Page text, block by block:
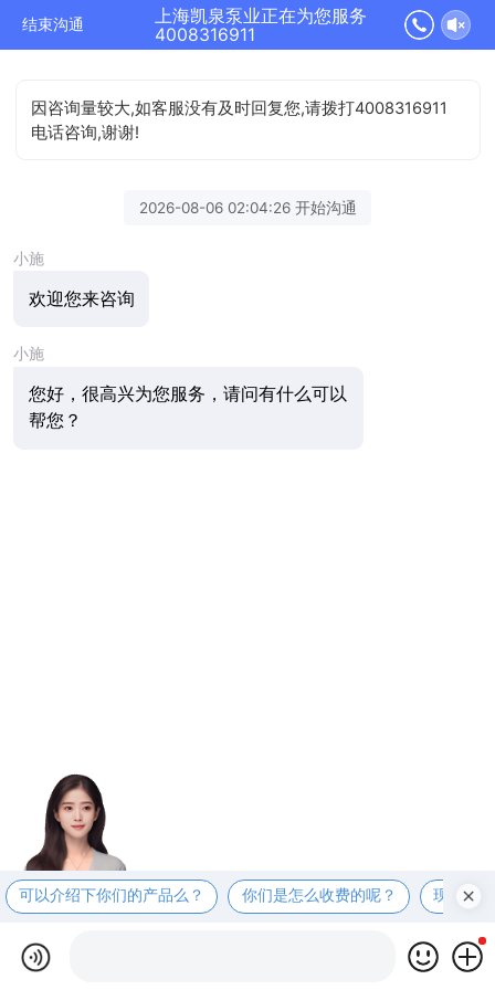
结束沟通
上海凯泉泵业正在为您服务
4008316911
因咨询量较大,如客服没有及时回复您,请拨打4008316911
电话咨询,谢谢!
2026-08-06 02:04:26 开始沟通
小施
欢迎您来咨询
小施
您好，很高兴为您服务，请问有什么可以
帮您？
可以介绍下你们的产品么？ 你们是怎么收费的呢？ 现在有